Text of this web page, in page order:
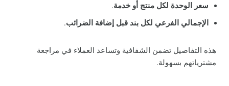
سعر الوحدة لكل منتج أو خدمة.
الإجمالي الفرعي لكل بند قبل إضافة الضرائب.
هذه التفاصيل تضمن الشفافية وتساعد العملاء في مراجعة
مشترياتهم بسهولة.